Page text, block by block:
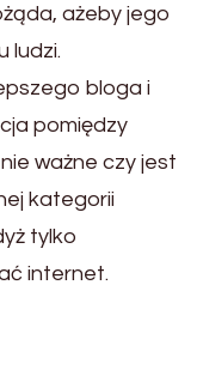
ażeby jego
ludzi.
bloga i
pomiędzy
ważne czy jest
kategorii
tylko
internet.